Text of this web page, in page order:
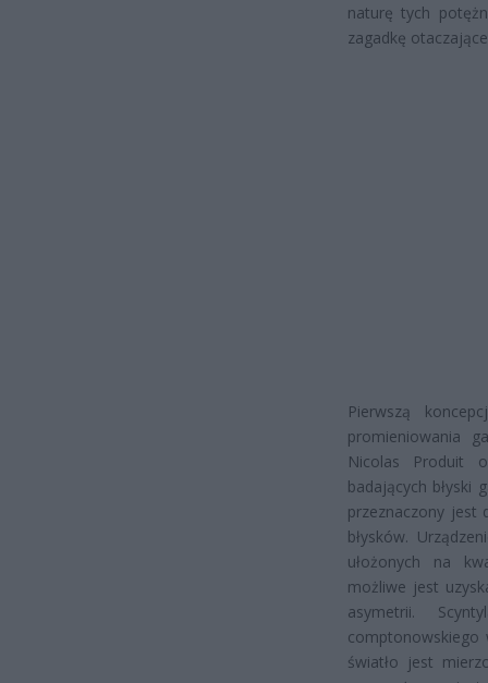
naturę tych
zagadkę
Pierwszą
promieniowania
Nicolas Produit
badających błyski
przeznaczony jest
błysków.
ułożonych na
możliwe jest
asymetrii.
światło jest